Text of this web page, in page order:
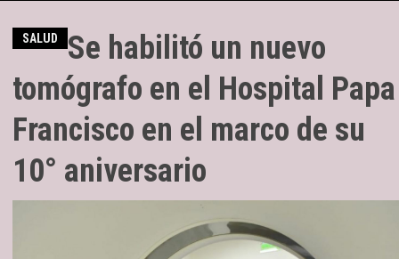
SALUD
Se habilitó un nuevo
tomógrafo en el Hospital Papa
Francisco en el marco de su
10° aniversario